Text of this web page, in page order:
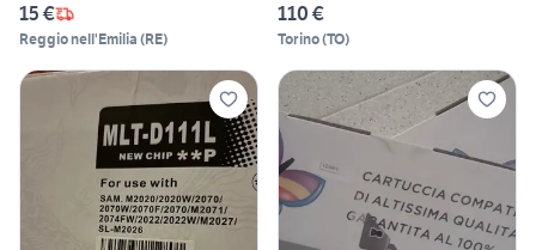
15 €
Reggio nell'Emilia (RE)
110 €
Torino(TO)